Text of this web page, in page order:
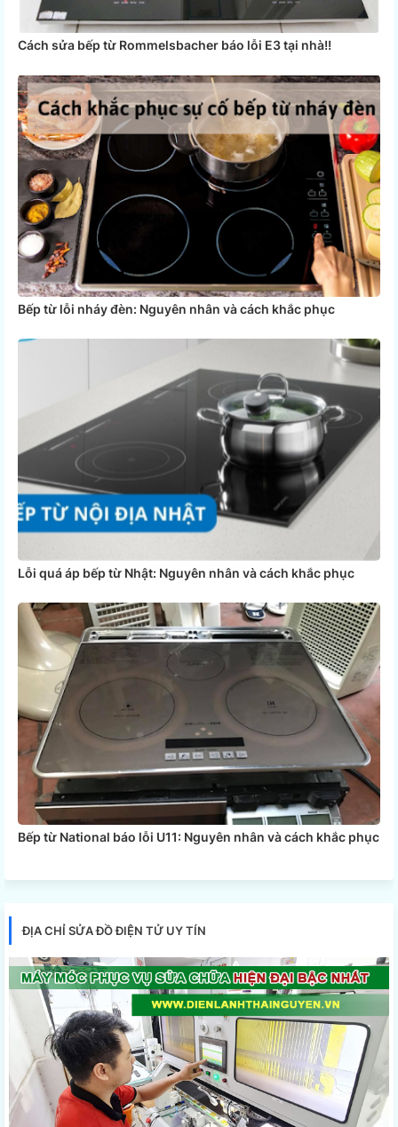
Cách sửa bếp từ Rommelsbacher báo lỗi E3 tại nhà!!
Bếp từ lỗi nháy đèn: Nguyên nhân và cách khắc phục
Lỗi quá áp bếp từ Nhật: Nguyên nhân và cách khắc phục
Bếp từ National báo lỗi U11: Nguyên nhân và cách khắc phục
ĐỊA CHỈ SỬA ĐỒ ĐIỆN TỬ UY TÍN